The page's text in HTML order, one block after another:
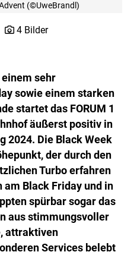
(©UweBrandl)
4 Bilder
sehr
sowie einem starken
startet das FORUM 1
äußerst positiv in
2024. Die Black Week
der durch den
Turbo erfahren
am Black Friday und in
spürbar sogar das
aus stimmungsvoller
attraktiven
Services belebt